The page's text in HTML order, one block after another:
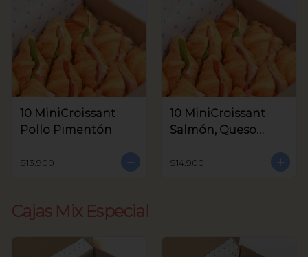
10 MiniCroissant
Pollo Pimentón
$13.900
10 MiniCroissant
Salmón, Queso
$14.900
Cajas Mix Especial